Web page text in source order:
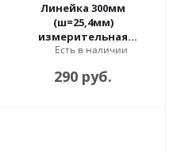
Линейка 300мм
(ш=25,4мм)
измерительная
металлическая в
Есть в наличии
290 руб.